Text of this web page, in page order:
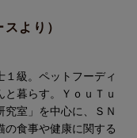
め方
ける？
ほか
より）
級。ペットフーディ
暮らす。ＹｏｕＴｕ
究室」を中心に、ＳＮ
の食事や健康に関する